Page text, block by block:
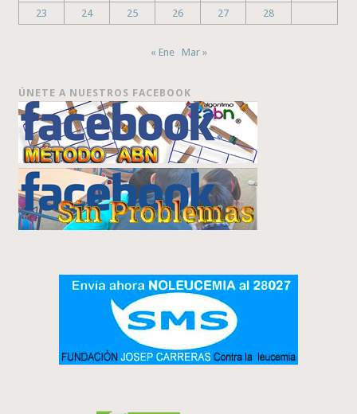
23
24 25 26 27 28
« Ene Mar »
ÚNETE A NUESTROS FACEBOOK